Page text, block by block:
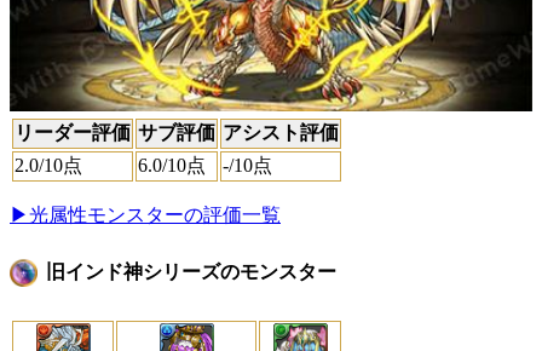
リーダー評価 サブ評価 アシスト評価
2.0/10点 6.0/10点 -/10点
▶光属性モンスターの評価一覧
旧インド神シリーズのモンスター